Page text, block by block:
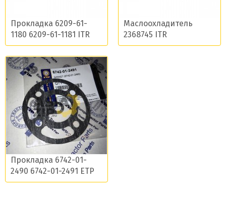
Прокладка 6209-61-
1180 6209-61-1181 ITR
Маслоохладитель
2368745 ITR
Прокладка 6742-01-
2490 6742-01-2491 ETP